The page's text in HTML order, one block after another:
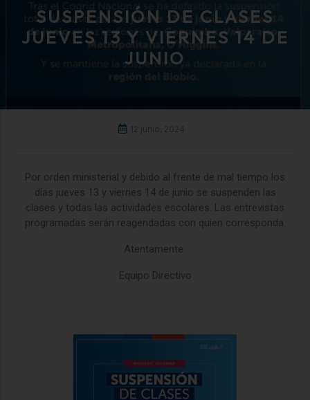
SUSPENSIÓN DE CLASES
JUEVES 13 Y VIERNES 14 DE
JUNIO
12 junio, 2024
Por orden ministerial y debido al frente de mal tiempo los
días jueves 13 y viernes 14 de junio se suspenden las
clases y todas las actividades escolares. Las entrevistas
programadas serán reagendadas con quien corresponda.
Atentamente
Equipo Directivo